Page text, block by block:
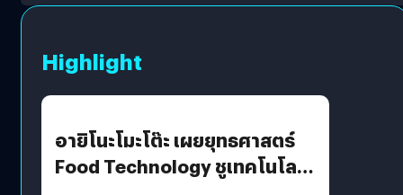
Highlight
อายิโนะโมะโต๊ะ เผยยุทธศาสตร์
Food Technology ชูเทคโนโลยี